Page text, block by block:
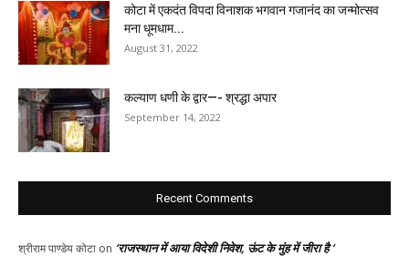
कोटा में एकदंत विपदा विनाशक भगवान गजानंद का जन्मोत्सव
मना धूमधाम...
August 31, 2022
कल्याण धणी के द्वार—- श्रद्धा अपार
September 14, 2022
Recent Comments
श्रीराम पाण्डेय कोटा on ‘राजस्थान में आया विदेशी निवेश, ऊंट के मुंह में जीरा है ‘